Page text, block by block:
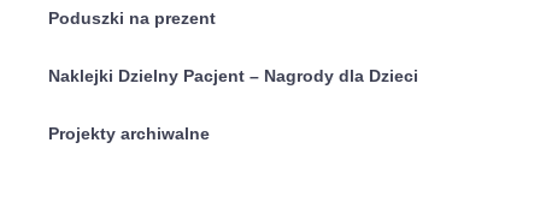
Poduszki na prezent
Naklejki Dzielny Pacjent – Nagrody dla Dzieci
Projekty archiwalne